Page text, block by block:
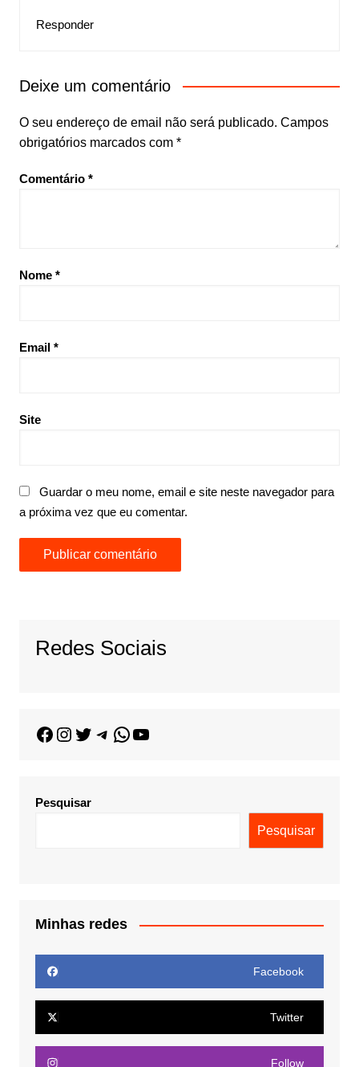
Responder
Deixe um comentário
O seu endereço de email não será publicado. Campos
obrigatórios marcados com *
Comentário *
Nome *
Email *
Site
Guardar o meu nome, email e site neste navegador para
a próxima vez que eu comentar.
Redes Sociais
Pesquisar
Pesquisar
Minhas redes
Facebook
Twitter
Follow